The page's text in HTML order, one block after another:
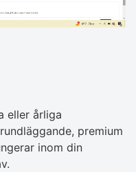
eller årliga
premium
inom din